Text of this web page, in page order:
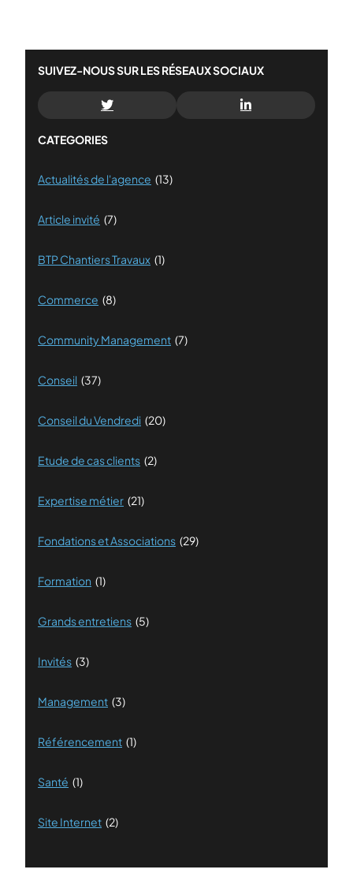
SUIVEZ-NOUS SUR LES RÉSEAUX SOCIAUX
CATEGORIES
Actualités de l'agence (13)
Article invité (7)
BTP Chantiers Travaux (1)
Commerce (8)
Community Management (7)
Conseil (37)
Conseil du Vendredi (20)
Etude de cas clients (2)
Expertise métier (21)
Fondations et Associations (29)
Formation (1)
Grands entretiens (5)
Invités (3)
Management (3)
Référencement (1)
Santé (1)
Site Internet (2)